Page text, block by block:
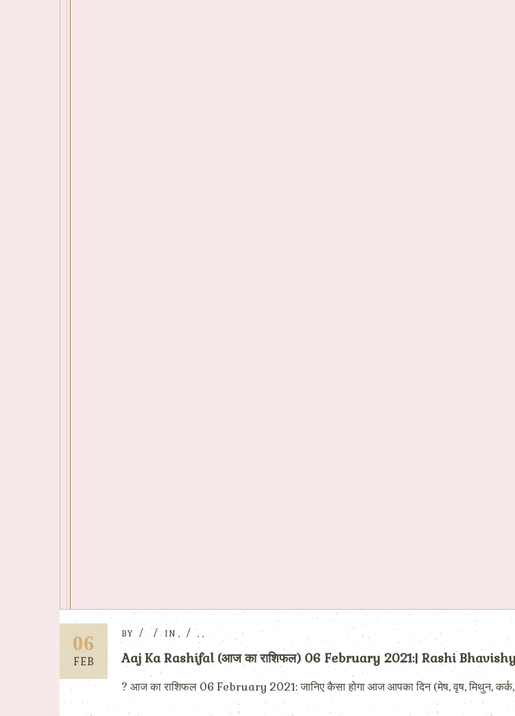
06
FEB
BY IN , , ,
Aaj Ka Rashifal (आज का राशिफल) 06 February 2021:| Rashi
? आज का राशिफल 06 February 2021: जानिए कैसा होगा आज आपका दिन (मेष, वृष, मिथुन, कर्क,